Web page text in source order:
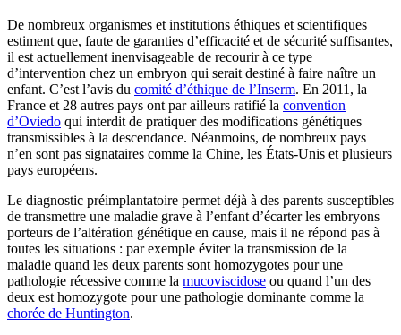
De nombreux organismes et institutions éthiques et scientifiques
estiment que, faute de garanties d’efficacité et de sécurité suffisantes,
il est actuellement inenvisageable de recourir à ce type
d’intervention chez un embryon qui serait destiné à faire naître un
enfant. C’est l’avis du comité d’éthique de l’Inserm. En 2011, la
France et 28 autres pays ont par ailleurs ratifié la convention
d’Oviedo qui interdit de pratiquer des modifications génétiques
transmissibles à la descendance. Néanmoins, de nombreux pays
n’en sont pas signataires comme la Chine, les États-Unis et plusieurs
pays européens.
Le diagnostic préimplantatoire permet déjà à des parents susceptibles
de transmettre une maladie grave à l’enfant d’écarter les embryons
porteurs de l’altération génétique en cause, mais il ne répond pas à
toutes les situations : par exemple éviter la transmission de la
maladie quand les deux parents sont homozygotes pour une
pathologie récessive comme la mucoviscidose ou quand l’un des
deux est homozygote pour une pathologie dominante comme la
chorée de Huntington.